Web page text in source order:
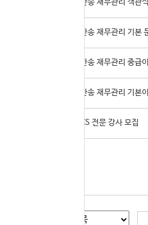
[실강]지한송 재무관리 객관
[실강]지한송 재무관리 기본
[실강]지한송 재무관리 중급
[실강]지한송 재무관리 기본
공기업 NCS 전문 강사 모집